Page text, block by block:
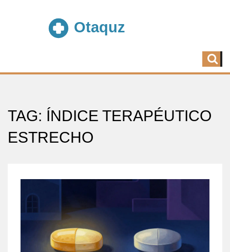
TAG: ÍNDICE TERAPÉUTICO
ESTRECHO